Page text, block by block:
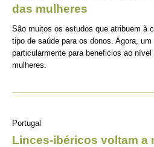
das mulheres
São muitos os estudos que atribuem à
tipo de saúde para os donos. Agora,
particularmente para beneficios ao
mulheres.
Portugal
Linces-ibéricos voltam a